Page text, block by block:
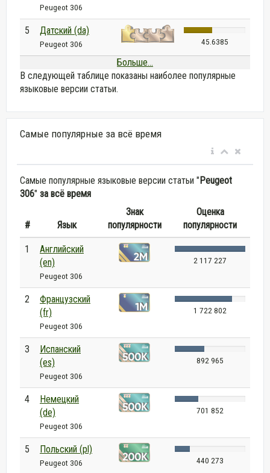
Peugeot 306
5 Датский (da)
Peugeot 306 45.6385
Больше...
В следующей таблице показаны наиболее популярные
языковые версии статьи.
Самые популярные за всё время
Самые популярные языковые версии статьи "Peugeot
306" за всё время
# Язык
Знак
популярности
Оценка
популярности
1
Английский
(en)
Peugeot 306
2 117 227
2
Французский
(fr)
Peugeot 306
1 722 802
3
Испанский
(es)
Peugeot 306
892 965
4
Немецкий
(de)
Peugeot 306
701 852
5 Польский (pl)
Peugeot 306 440 273